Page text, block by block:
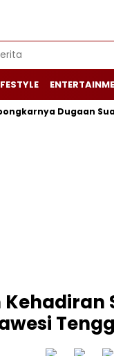
Dugaan
Kehadiran